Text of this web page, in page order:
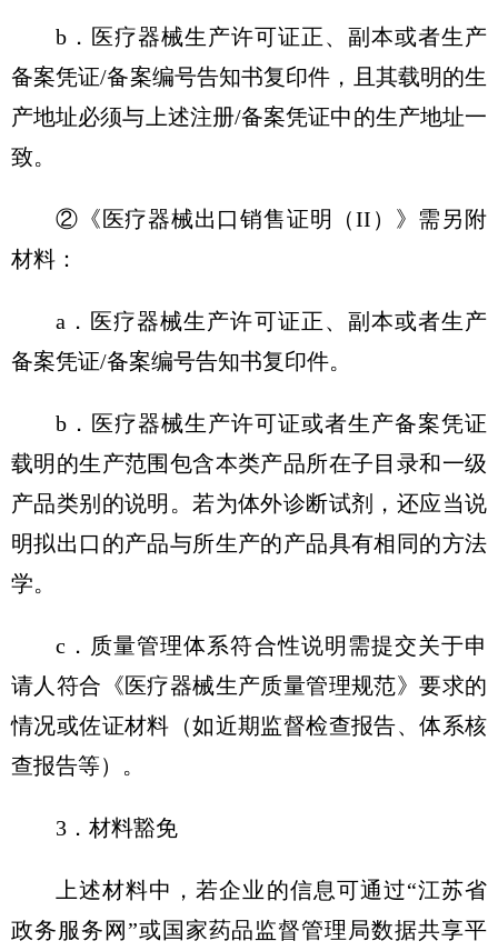
b．医疗器械生产许可证正、副本或者生产
备案凭证/备案编号告知书复印件，且其载明的生
产地址必须与上述注册/备案凭证中的生产地址一
致。
②《医疗器械出口销售证明（II）》需另附
材料：
a．医疗器械生产许可证正、副本或者生产
备案凭证/备案编号告知书复印件。
b．医疗器械生产许可证或者生产备案凭证
载明的生产范围包含本类产品所在子目录和一级
产品类别的说明。若为体外诊断试剂，还应当说
明拟出口的产品与所生产的产品具有相同的方法
学。
c．质量管理体系符合性说明需提交关于申
请人符合《医疗器械生产质量管理规范》要求的
情况或佐证材料（如近期监督检查报告、体系核
查报告等）。
3．材料豁免
上述材料中，若企业的信息可通过“江苏省
政务服务网”或国家药品监督管理局数据共享平